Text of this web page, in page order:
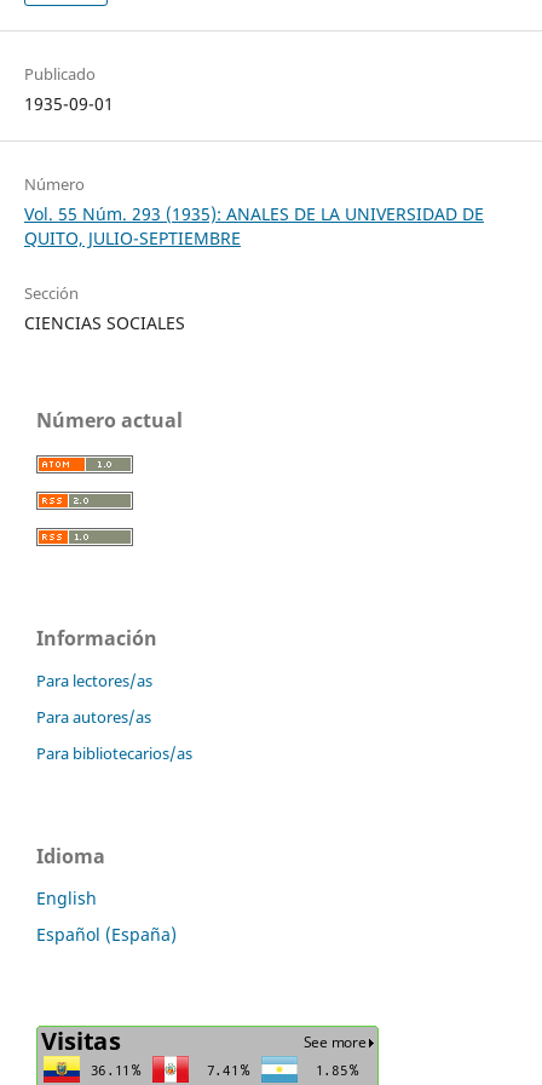
Publicado
1935-09-01
Número
Vol. 55 Núm. 293 (1935): ANALES DE LA UNIVERSIDAD DE
QUITO, JULIO-SEPTIEMBRE
Sección
CIENCIAS SOCIALES
Número actual
Información
Para lectores/as
Para autores/as
Para bibliotecarios/as
Idioma
English
Español (España)